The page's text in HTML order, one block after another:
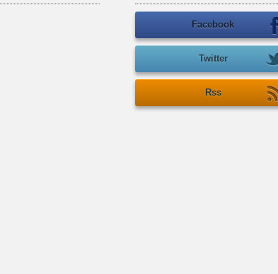
Facebook
Twitter
Rss